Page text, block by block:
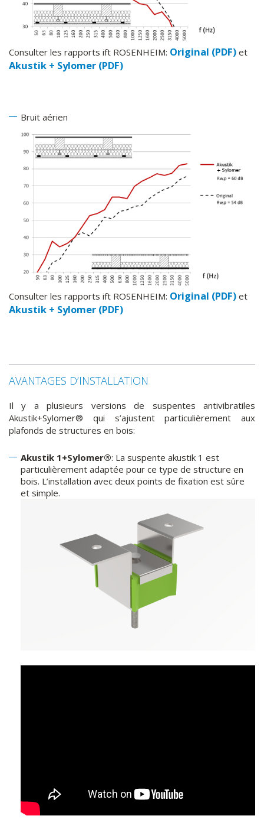
Consulter les rapports ift ROSENHEIM: Original (PDF) et
Akustik + Sylomer (PDF)
Bruit aérien
Consulter les rapports ift ROSENHEIM: Original (PDF) et
Akustik + Sylomer (PDF)
AVANTAGES D’INSTALLATION
Il y a plusieurs versions de suspentes antivibratiles
Akustik+Sylomer® qui s’ajustent particulièrement aux
plafonds de structures en bois:
Akustik 1+Sylomer®: La suspente akustik 1 est
particulièrement adaptée pour ce type de structure en
bois. L’installation avec deux points de fixation est sûre
et simple.